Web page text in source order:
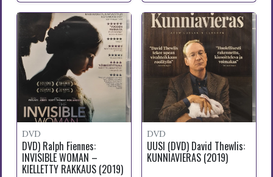
DVD
DVD) Ralph Fiennes:
INVISIBLE WOMAN –
KIELLETTY RAKKAUS (2019)
DVD
UUSI (DVD) David Thewlis:
KUNNIAVIERAS (2019)